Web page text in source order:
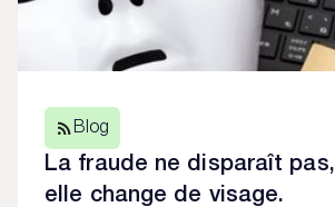
Blog
La fraude ne disparaît pas,
elle change de visage.